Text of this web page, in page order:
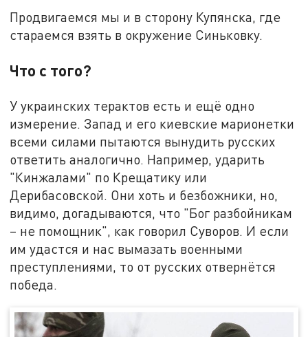
Продвигаемся мы и в сторону Купянска, где
стараемся взять в окружение Синьковку.
Что с того?
У украинских терактов есть и ещё одно
измерение. Запад и его киевские марионетки
всеми силами пытаются вынудить русских
ответить аналогично. Например, ударить
"Кинжалами" по Крещатику или
Дерибасовской. Они хоть и безбожники, но,
видимо, догадываются, что "Бог разбойникам
– не помощник", как говорил Суворов. И если
им удастся и нас вымазать военными
преступлениями, то от русских отвернётся
победа.